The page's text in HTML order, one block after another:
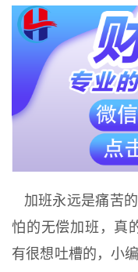
加班永远是痛苦
怕的无偿加班，真
有很想吐槽的，小